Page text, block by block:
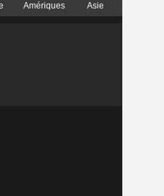
Amériques Asie